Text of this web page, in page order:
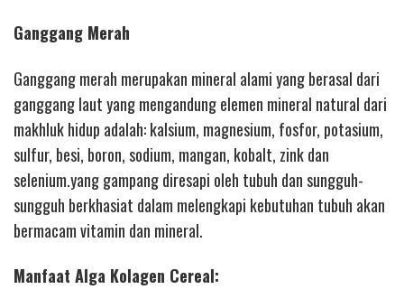
Ganggang Merah
Ganggang merah merupakan mineral alami yang berasal dari
ganggang laut yang mengandung elemen mineral natural dari
makhluk hidup adalah: kalsium, magnesium, fosfor, potasium,
sulfur, besi, boron, sodium, mangan, kobalt, zink dan
selenium.yang gampang diresapi oleh tubuh dan sungguh-
sungguh berkhasiat dalam melengkapi kebutuhan tubuh akan
bermacam vitamin dan mineral.
Manfaat Alga Kolagen Cereal: